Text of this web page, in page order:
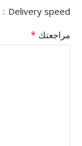
Delivery speed
مراجعتك *